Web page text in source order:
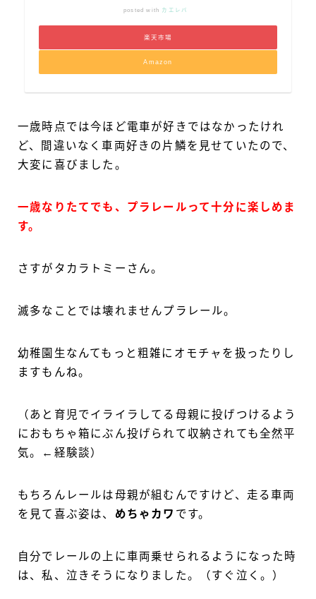
posted with カエレバ
楽天市場
Amazon
一歳時点では今ほど電車が好きではなかったけれ
ど、間違いなく車両好きの片鱗を見せていたので、
大変に喜びました。
一歳なりたてでも、プラレールって十分に楽しめま
す。
さすがタカラトミーさん。
滅多なことでは壊れませんプラレール。
幼稚園生なんてもっと粗雑にオモチャを扱ったりし
ますもんね。
（あと育児でイライラしてる母親に投げつけるよう
におもちゃ箱にぶん投げられて収納されても全然平
気。←経験談）
もちろんレールは母親が組むんですけど、走る車両
を見て喜ぶ姿は、 めちゃカワ です。
自分でレールの上に車両乗せられるようになった時
は、私、泣きそうになりました。（すぐ泣く。）